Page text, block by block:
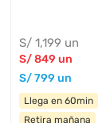
S/1,199 un
S/849 un
S/799 un
Llega en 60min
Retira mañana